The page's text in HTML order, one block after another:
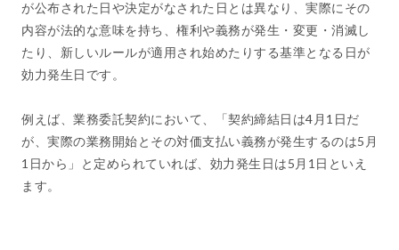
が公布された日や決定がなされた日とは異なり、実際にその
内容が法的な意味を持ち、権利や義務が発生・変更・消滅し
たり、新しいルールが適用され始めたりする基準となる日が
効力発生日です。
例えば、業務委託契約において、「契約締結日は4月1日だ
が、実際の業務開始とその対価支払い義務が発生するのは5月
1日から」と定められていれば、効力発生日は5月1日といえ
ます。